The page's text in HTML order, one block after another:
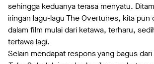
sehingga keduanya terasa menyatu.
iringan lagu-lagu The Overtunes, kita pun
dalam film mulai dari ketawa, terharu,
tertawa lagi.
Selain mendapat respons yang bagus